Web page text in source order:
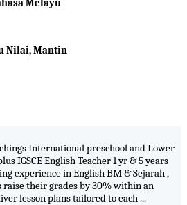
Melayu
Nilai, Mantin
International preschool and Lower
IGSCE English Teacher 1 yr & 5 years
experience in English BM & Sejarah ,
their grades by 30% within an
lesson plans tailored to each ...